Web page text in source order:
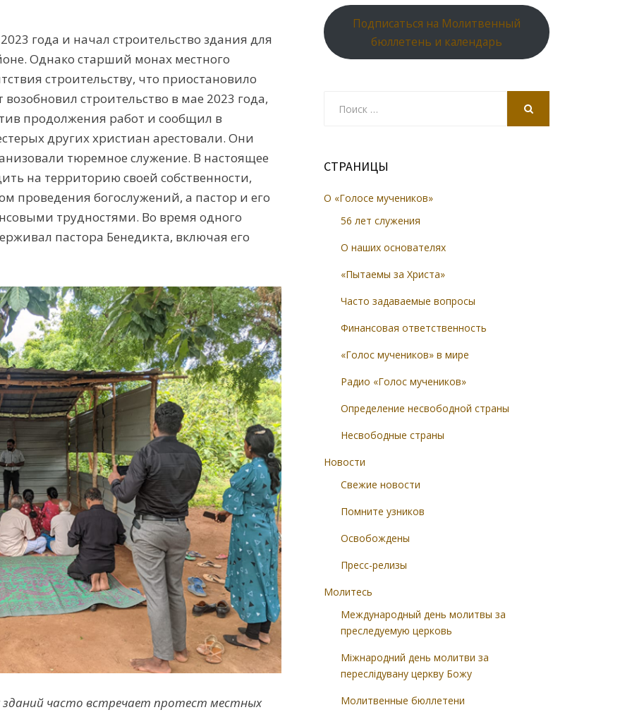
года и начал строительство здания для
Однако старший монах местного
строительству, что приостановило
строительство в мае 2023 года,
продолжения работ и сообщил в
других христиан арестовали. Они
тюремное служение. В настоящее
на территорию своей собственности,
проведения богослужений, а пастор и его
трудностями. Во время одного
пастора Бенедикта, включая его
часто встречает протест местных
Подписаться на Молитвенный
бюллетень и календарь
СТРАНИЦЫ
О «Голосе мучеников»
56 лет служения
О наших основателях
«Пытаемы за Христа»
Часто задаваемые вопросы
Финансовая ответственность
«Голос мучеников» в мире
Радио «Голос мучеников»
Определение несвободной страны
Несвободные страны
Новости
Свежие новости
Помните узников
Освобождены
Пресс-релизы
Молитесь
Международный день молитвы за
преследуемую церковь
Міжнародний день молитви за
переслідувану церкву Божу
Молитвенные бюллетени